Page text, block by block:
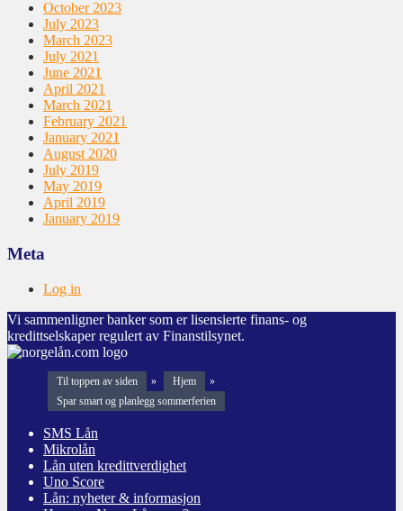
October 2023
July 2023
March 2023
July 2021
June 2021
April 2021
March 2021
February 2021
January 2021
August 2020
July 2019
May 2019
April 2019
January 2019
Meta
Log in
Vi sammenligner banker som er lisensierte finans- og
kredittselskaper regulert av Finanstilsynet.
Til toppen av siden » Hjem
»
Spar smart og planlegg sommerferien
SMS Lån
Mikrolån
Lån uten kredittverdighet
Uno Score
Lån: nyheter & informasjon